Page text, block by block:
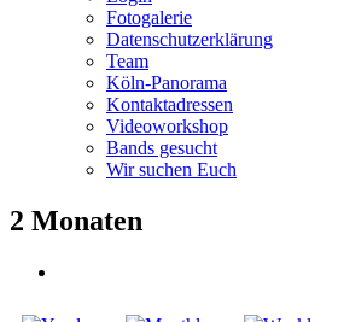
Fotogalerie
Datenschutzerklärung
Team
Köln-Panorama
Kontaktadressen
Videoworkshop
Bands gesucht
Wir suchen Euch
2 Monaten